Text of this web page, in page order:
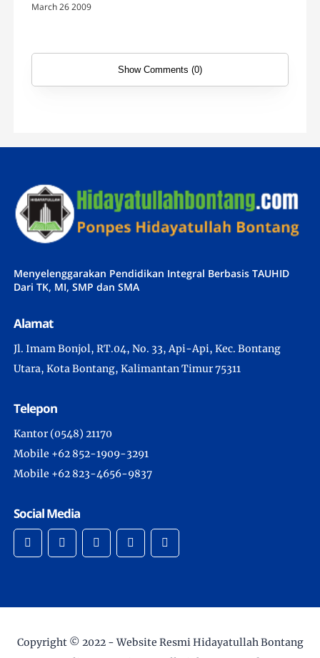
March 26 2009
Show Comments (0)
Menyelenggarakan Pendidikan Integral Berbasis TAUHID
Dari TK, MI, SMP dan SMA
Alamat
Jl. Imam Bonjol, RT.04, No. 33, Api-Api, Kec. Bontang
Utara, Kota Bontang, Kalimantan Timur 75311
Telepon
Kantor (0548) 21170
Mobile +62 852-1909-3291
Mobile +62 823-4656-9837
Social Media
Copyright © 2022 - Website Resmi Hidayatullah Bontang